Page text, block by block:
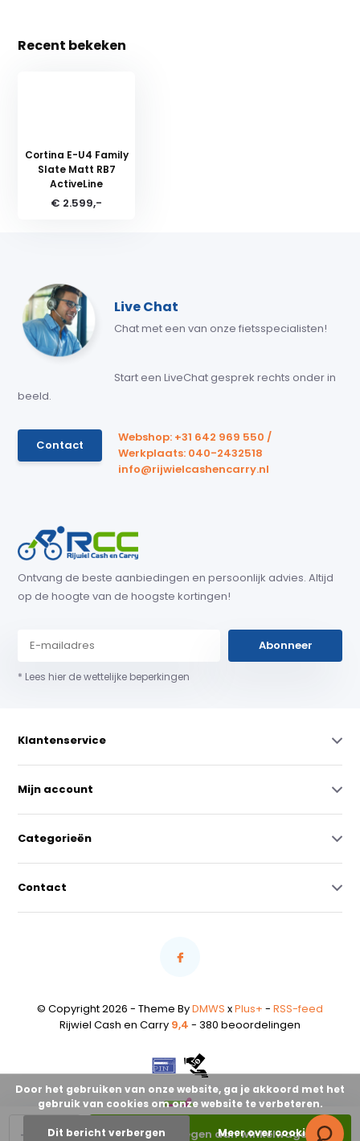
+
- Toevoegen aan winkelwagen
Recent bekeken
Cortina E-U4 Family
Slate Matt RB7
ActiveLine
€ 2.599,-
Live Chat
Chat met een van onze fietsspecialisten!
Start een LiveChat gesprek rechts onder in
beeld.
Contact
Webshop: +31 642 969 550 /
Werkplaats: 040-2432518
info@rijwielcashencarry.nl
Ontvang de beste aanbiedingen en persoonlijk advies. Altijd
op de hoogte van de hoogste kortingen!
Abonneer
* Lees hier de wettelijke beperkingen
Klantenservice
Mijn account
Categorieën
Contact
© Copyright 2026 - Theme ByDMWS xPlus+ - RSS-feed
Rijwiel Cash en Carry 9,4 - 380 beoordelingen
Door het gebruiken van onze website, ga je akkoord met het
gebruik van cookies om onze website te verbeteren.
Dit bericht verbergen Meer over cookies »